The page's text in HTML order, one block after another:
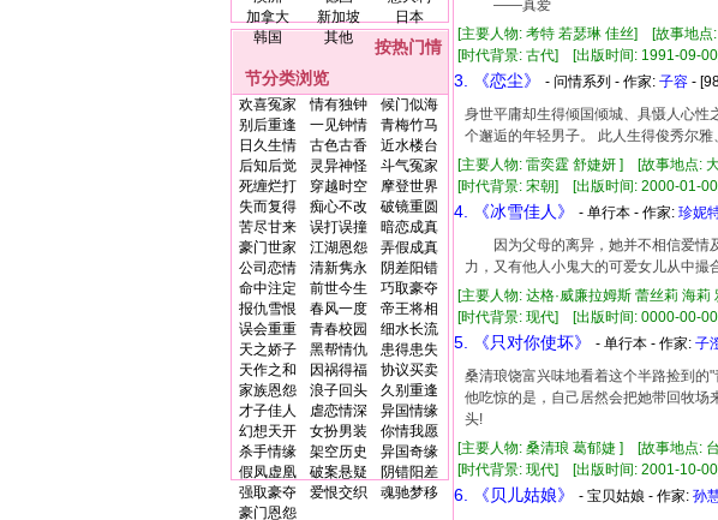
加拿大
新加坡
日本
韩国
其他
按热门情
节分类浏览
欢喜冤家 情有独钟
候门似海
别后重逢
一见钟情
青梅竹马
日久生情
古色古香
近水楼台
后知后觉
灵异神怪
斗气冤家
死缠烂打
穿越时空
摩登世界
失而复得
痴心不改
破镜重圆
苦尽甘来
误打误撞
暗恋成真
豪门世家
江湖恩怨
弄假成真
公司恋情
清新隽永
阴差阳错
命中注定
前世今生
巧取豪夺
报仇雪恨
春风一度
帝王将相
误会重重
青春校园
细水长流
天之娇子
黑帮情仇
患得患失
天作之和
因祸得福
协议买卖
家族恩怨
浪子回头
久别重逢
才子佳人
虐恋情深
异国情缘
幻想天开
女扮男装
你情我愿
杀手情缘
架空历史
异国奇缘
假凤虚凰
破案悬疑
阴错阳差
强取豪夺
爱恨交织
魂驰梦移
豪门恩怨
——真爱
[主要人物: 考特 若瑟琳 佳丝] [故事地
[时代背景: 古代] [出版时间: 1991-
3. 《恋尘》 - 问情系列 - 作家: 子容 -
身世平庸却生得倾国倾城、具慑人心
个邂逅的年轻男子。 此人生得俊秀尔
[主要人物: 雷奕霆 舒婕妍 ] [故事地点:
[时代背景: 宋朝] [出版时间: 2000-
4. 《冰雪佳人》 - 单行本 - 作家: 珍妮
因为父母的离异，她并不相信爱情
力，又有他人小鬼大的可爱女儿从中撮
[主要人物: 达格·威廉拉姆斯 蕾丝莉 海
[时代背景: 现代] [出版时间: 0000-
5. 《只对你使坏》 - 单行本 - 作家: 子
桑清琅饶富兴味地看着这个半路捡到的
他吃惊的是，自己居然会把她带回牧场
头!
[主要人物: 桑清琅 葛郁婕 ] [故事地点:
[时代背景: 现代] [出版时间: 2001-
6. 《贝儿姑娘》 - 宝贝姑娘 - 作家: 孙